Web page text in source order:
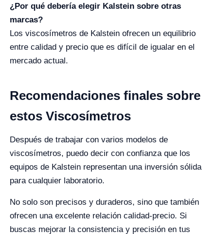
¿Por qué debería elegir Kalstein sobre otras
marcas?
Los viscosímetros de Kalstein ofrecen un equilibrio
entre calidad y precio que es difícil de igualar en el
mercado actual.
Recomendaciones finales sobre
estos Viscosímetros
Después de trabajar con varios modelos de
viscosímetros, puedo decir con confianza que los
equipos de Kalstein representan una inversión sólida
para cualquier laboratorio.
No solo son precisos y duraderos, sino que también
ofrecen una excelente relación calidad-precio. Si
buscas mejorar la consistencia y precisión en tus